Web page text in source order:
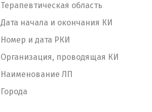
Терапевтическая область
Дата начала и окончания КИ
Номер и дата РКИ
Организация, проводящая КИ
Наименование ЛП
Города